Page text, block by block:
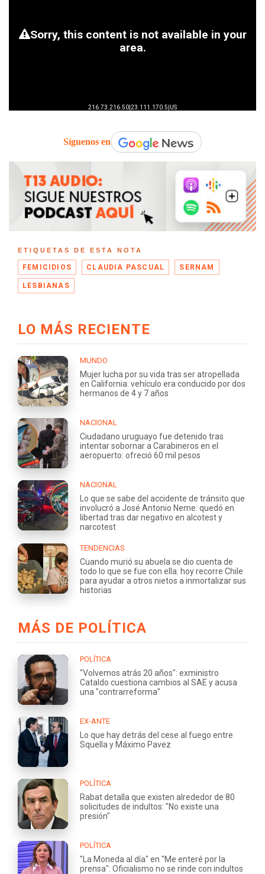
Síguenos en
ETIQUETAS DE ESTA NOTA
FEMICIDIOS CLAUDIA PASCUAL SERNAM
LESBIANAS
LO MÁS RECIENTE
MUNDO
Mujer lucha por su vida tras ser atropellada
en California: vehículo era conducido por dos
hermanos de 4 y 7 años
NACIONAL
Ciudadano uruguayo fue detenido tras
intentar sobornar a Carabineros en el
aeropuerto: ofreció 60 mil pesos
NACIONAL
Lo que se sabe del accidente de tránsito que
involucró a José Antonio Neme: quedó en
libertad tras dar negativo en alcotest y
narcotest
TENDENCIAS
Cuando murió su abuela se dio cuenta de
todo lo que se fue con ella: hoy recorre Chile
para ayudar a otros nietos a inmortalizar sus
historias
MÁS DE POLÍTICA
POLÍTICA
"Volvemos atrás 20 años": exministro
Cataldo cuestiona cambios al SAE y acusa
una "contrarreforma"
EX-ANTE
Lo que hay detrás del cese al fuego entre
Squella y Máximo Pavez
POLÍTICA
Rabat detalla que existen alrededor de 80
solicitudes de indultos: "No existe una
presión"
POLÍTICA
"La Moneda al día" en "Me enteré por la
prensa": Oficialismo no se rinde con indultos